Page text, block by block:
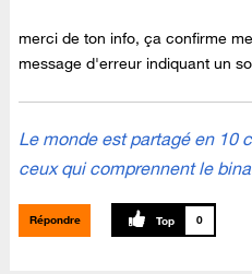
merci de ton info, ça confirme
message d'erreur indiquant un
Le monde est partagé en 10
ceux qui comprennent le
Répondre 0